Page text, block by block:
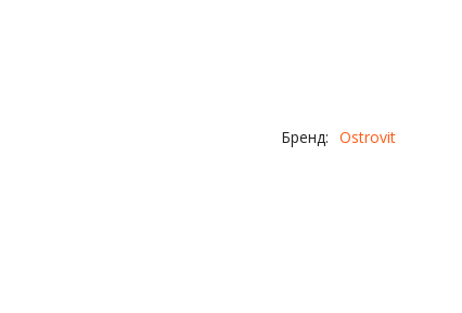
Бренд: Ostrovit